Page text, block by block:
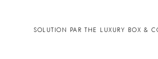
SOLUTION PAR THE LUXURY BOX &